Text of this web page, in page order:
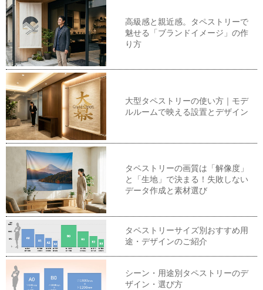
高級感と親近感。タペストリーで
魅せる「ブランドイメージ」の作
り方
大型タペストリーの使い方｜モデ
ルルームで映える設置とデザイン
タペストリーの画質は「解像度」
と「生地」で決まる！失敗しない
データ作成と素材選び
タペストリーサイズ別おすすめ用
途・デザインのご紹介
シーン・用途別タペストリーのデ
ザイン・選び方